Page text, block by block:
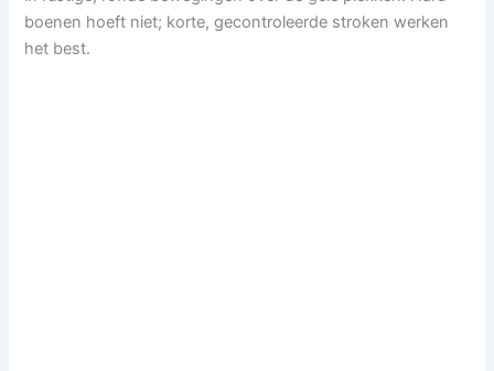
boenen hoeft niet; korte, gecontroleerde stroken werken
het best.